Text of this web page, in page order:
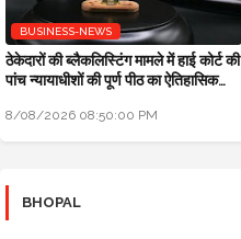
BUSINESS-NEWS
ठेकेदारों की ब्लैकलिस्टिंग मामले में हाई कोर्ट की
पांच न्यायाधीशों की पूर्ण पीठ का ऐतिहासिक
8/08/2026 08:50:00 PM
BHOPAL